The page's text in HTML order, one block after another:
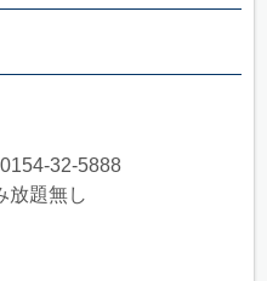
32-5888
放題無し